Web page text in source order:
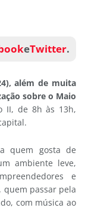
eTwitter.
além de muita
sobre o Maio
II, de 8h às 13h,
quem gosta de
ambiente leve,
e
quem passar pela
com música ao